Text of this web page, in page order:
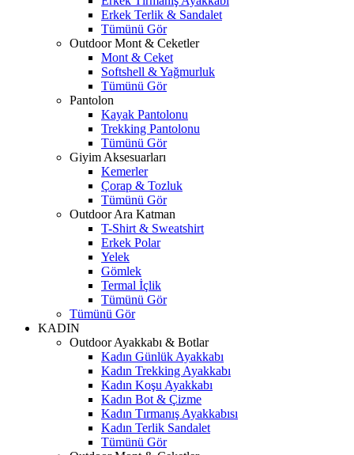
Erkek Terlik & Sandalet
Tümünü Gör
Outdoor Mont & Ceketler
Mont & Ceket
Softshell & Yağmurluk
Tümünü Gör
Pantolon
Kayak Pantolonu
Trekking Pantolonu
Tümünü Gör
Giyim Aksesuarları
Kemerler
Çorap & Tozluk
Tümünü Gör
Outdoor Ara Katman
T-Shirt & Sweatshirt
Erkek Polar
Yelek
Gömlek
Termal İçlik
Tümünü Gör
Tümünü Gör
KADIN
Outdoor Ayakkabı & Botlar
Kadın Günlük Ayakkabı
Kadın Trekking Ayakkabı
Kadın Koşu Ayakkabı
Kadın Bot & Çizme
Kadın Tırmanış Ayakkabısı
Kadın Terlik Sandalet
Tümünü Gör